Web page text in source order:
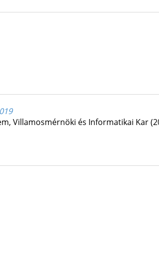
Villamosmérnöki és Informatikai Kar